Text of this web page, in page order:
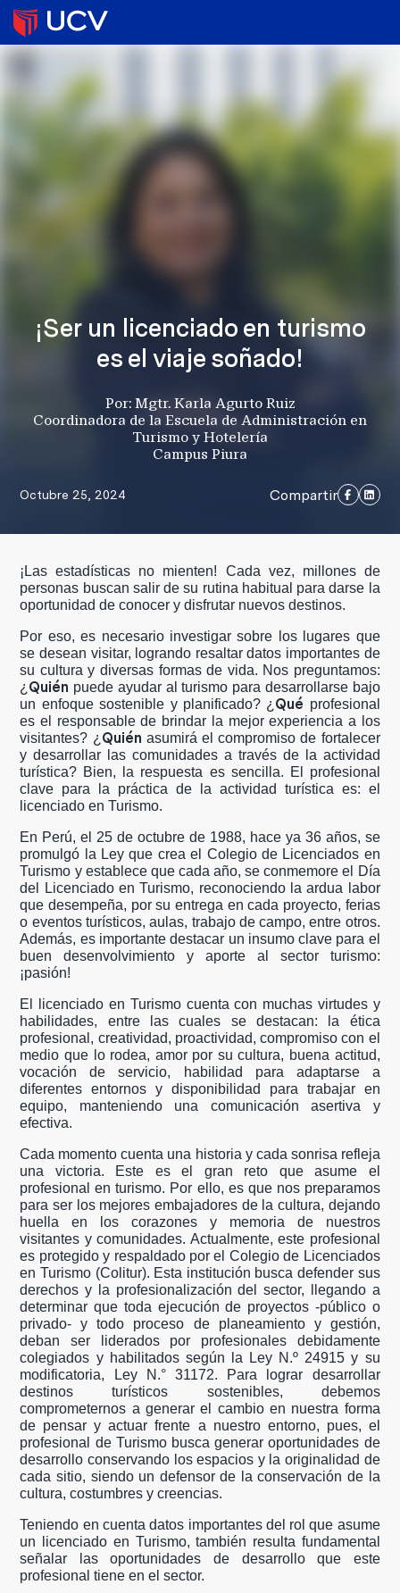
¡Ser un licenciado en turismo
es el viaje soñado!
Por: Mgtr. Karla Agurto Ruiz
Coordinadora de la Escuela de Administración en
Turismo y Hotelería
Campus Piura
Octubre 25, 2024 Compartir
¡Las estadísticas no mienten! Cada vez, millones de
personas buscan salir de su rutina habitual para darse la
oportunidad de conocer y disfrutar nuevos destinos.
Por eso, es necesario investigar sobre los lugares que
se desean visitar, logrando resaltar datos importantes de
su cultura y diversas formas de vida. Nos preguntamos:
¿ Quién puede ayudar al turismo para desarrollarse bajo
un enfoque sostenible y planificado? ¿ Qué profesional
es el responsable de brindar la mejor experiencia a los
visitantes? ¿ Quién asumirá el compromiso de fortalecer
y desarrollar las comunidades a través de la actividad
turística? Bien, la respuesta es sencilla. El profesional
clave para la práctica de la actividad turística es: el
licenciado en Turismo.
En Perú, el 25 de octubre de 1988, hace ya 36 años, se
promulgó la Ley que crea el Colegio de Licenciados en
Turismo y establece que cada año, se conmemore el Día
del Licenciado en Turismo, reconociendo la ardua labor
que desempeña, por su entrega en cada proyecto, ferias
o eventos turísticos, aulas, trabajo de campo, entre otros.
Además, es importante destacar un insumo clave para el
buen desenvolvimiento y aporte al sector turismo:
¡pasión!
El licenciado en Turismo cuenta con muchas virtudes y
habilidades, entre las cuales se destacan: la ética
profesional, creatividad, proactividad, compromiso con el
medio que lo rodea, amor por su cultura, buena actitud,
vocación de servicio, habilidad para adaptarse a
diferentes entornos y disponibilidad para trabajar en
equipo, manteniendo una comunicación asertiva y
efectiva.
Cada momento cuenta una historia y cada sonrisa refleja
una victoria. Este es el gran reto que asume el
profesional en turismo. Por ello, es que nos preparamos
para ser los mejores embajadores de la cultura, dejando
huella en los corazones y memoria de nuestros
visitantes y comunidades. Actualmente, este profesional
es protegido y respaldado por el Colegio de Licenciados
en Turismo (Colitur). Esta institución busca defender sus
derechos y la profesionalización del sector, llegando a
determinar que toda ejecución de proyectos -público o
privado- y todo proceso de planeamiento y gestión,
deban ser liderados por profesionales debidamente
colegiados y habilitados según la Ley N.º 24915 y su
modificatoria, Ley N.° 31172. Para lograr desarrollar
destinos turísticos sostenibles, debemos
comprometernos a generar el cambio en nuestra forma
de pensar y actuar frente a nuestro entorno, pues, el
profesional de Turismo busca generar oportunidades de
desarrollo conservando los espacios y la originalidad de
cada sitio, siendo un defensor de la conservación de la
cultura, costumbres y creencias.
Teniendo en cuenta datos importantes del rol que asume
un licenciado en Turismo, también resulta fundamental
señalar las oportunidades de desarrollo que este
profesional tiene en el sector.